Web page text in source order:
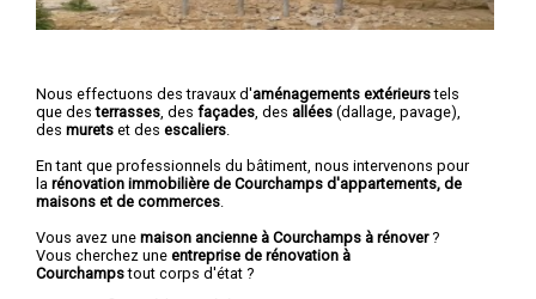
Nous effectuons des travaux d'aménagements extérieurstels
que desterrasses , des façades , des allées (dallage, pavage),
des murets et des escaliers
En tant que professionnels du bâtiment, nous intervenons pour
la rénovation immobilière de Courchamps d'appartements, de
maisons et de commerces
Vous avez une maison ancienne à Courchamps à rénover?
Vous cherchez une entreprise de rénovation à
Courchampstout corps d'état ?